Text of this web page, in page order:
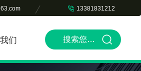
13381831212
们